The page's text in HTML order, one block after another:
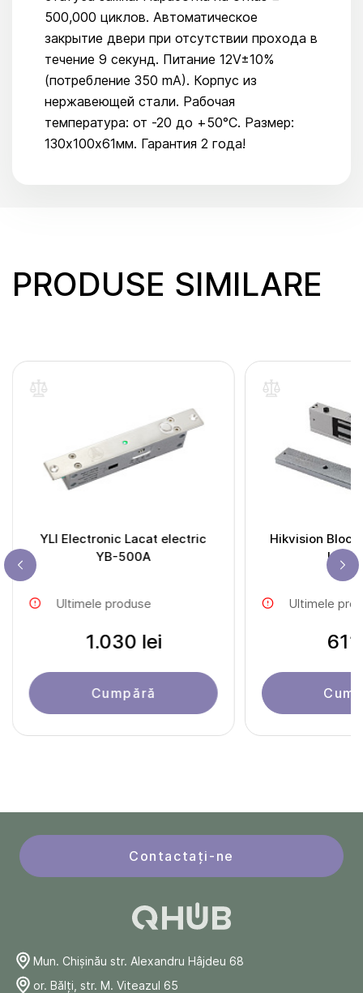
500,000 циклов. Автоматическое
закрытие двери при отсутствии прохода в
течение 9 секунд. Питание 12V±10%
(потребление 350 mA). Корпус из
нержавеющей стали. Рабочая
температура: от -20 до +50°C. Размер:
130х100х61мм. Гарантия 2 года!
PRODUSE SIMILARE
YLI Electronic Lacat electric
YB-500A
Ultimele produse
1.030 lei
Cumpără
Hikvision Bloc
Ultimele
Contactați-ne
Mun. Chişinău str. Alexandru Hâjdeu 68
or. Bălți, str. M. Viteazul 65